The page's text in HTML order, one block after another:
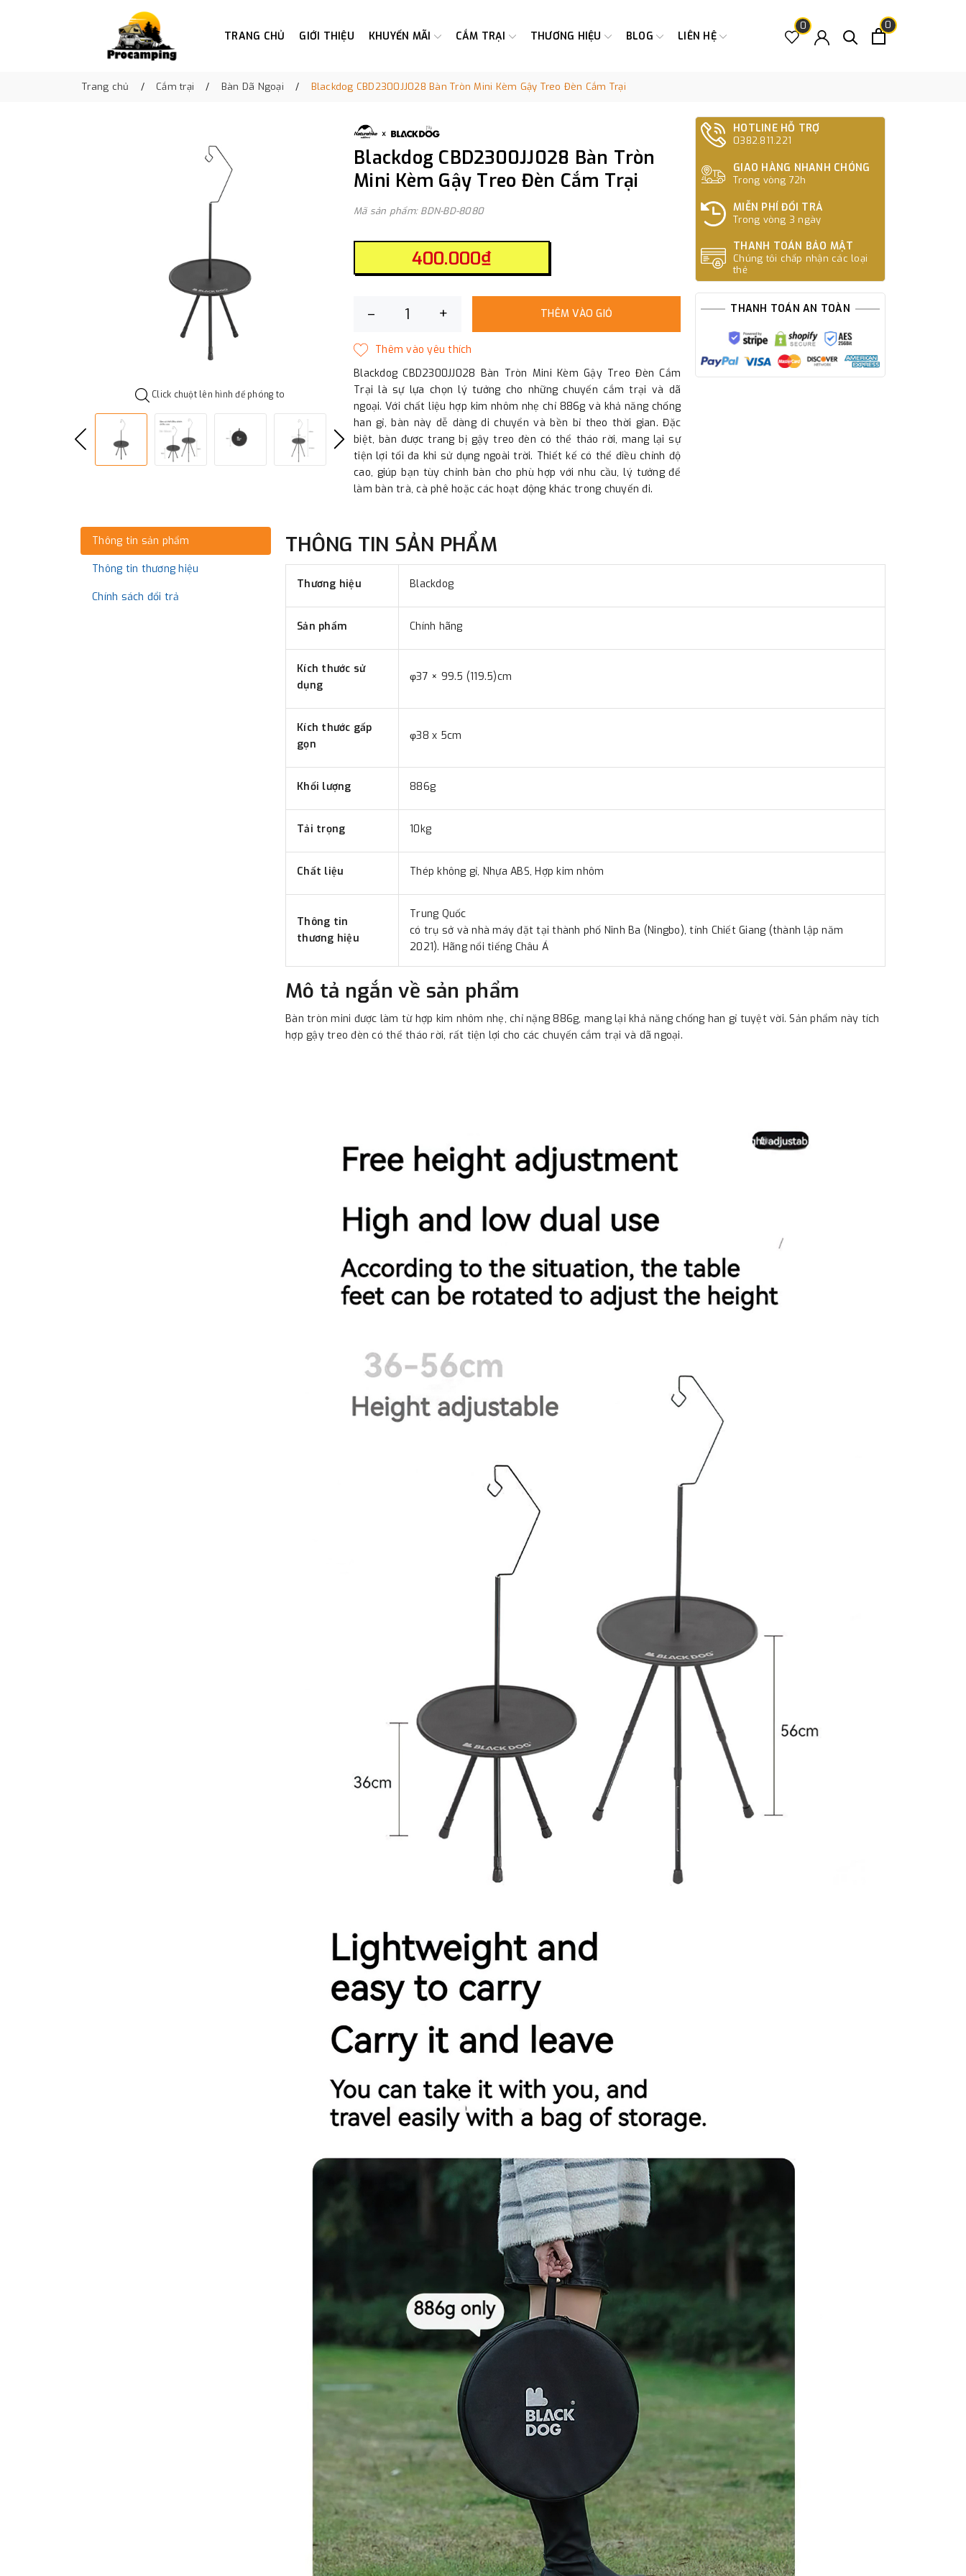
TRANG CHỦ GIỚI THIỆU KHUYẾN MÃI CẮM TRẠI THƯƠNG HIỆU BLOG LIÊN HỆ
0 0
Trang chủ Cắm trại Bàn Dã Ngoại Blackdog CBD2300JJ028 Bàn Tròn Mini Kèm Gậy Treo Đèn Cắm Trại
Click chuột lên hình để phóng to
Blackdog CBD2300JJ028 Bàn Tròn
Mini Kèm Gậy Treo Đèn Cắm Trại
Mã sản phẩm: BDN-BD-8080
400.000₫
– + THÊM VÀO GIỎ
Blackdog CBD2300JJ028 Bàn Tròn Mini Kèm Gậy Treo Đèn Cắm
Trại là sự lựa chọn lý tưởng cho những chuyến cắm trại và dã
ngoại. Với chất liệu hợp kim nhôm nhẹ chỉ 886g và khả năng chống
han gỉ, bàn này dễ dàng di chuyển và bền bỉ theo thời gian. Đặc
biệt, bàn được trang bị gậy treo đèn có thể tháo rời, mang lại sự
tiện lợi tối đa khi sử dụng ngoài trời. Thiết kế có thể điều chỉnh độ
cao, giúp bạn tùy chỉnh bàn cho phù hợp với nhu cầu, lý tưởng để
làm bàn trà, cà phê hoặc các hoạt động khác trong chuyến đi.
HOTLINE HỖ TRỢ
0382.811.221
GIAO HÀNG NHANH CHÓNG
Trong vòng 72h
MIỄN PHÍ ĐỔI TRẢ
Trong vòng 3 ngày
THANH TOÁN BẢO MẬT
Chúng tôi chấp nhận các loại
thẻ
THANH TOÁN AN TOÀN
Thông tin sản phẩm
Thông tin thương hiệu
Chính sách đổi trả
THÔNG TIN SẢN PHẨM
Thương hiệu Blackdog
Sản phẩm Chính hãng
Kích thước sử
dụng
φ37 × 99.5 (119.5)cm
Kích thước gấp
gọn
φ38 x 5cm
Khối lượng 886g
Tải trọng 10kg
Chất liệu Thép không gỉ, Nhựa ABS, Hợp kim nhôm
Thông tin
thương hiệu
Trung Quốc
có trụ sở và nhà máy đặt tại thành phố Ninh Ba (Ningbo), tỉnh Chiết Giang (thành lập năm
2021). Hãng nổi tiếng Châu Á
Mô tả ngắn về sản phẩm
Bàn tròn mini được làm từ hợp kim nhôm nhẹ, chỉ nặng 886g, mang lại khả năng chống han gỉ tuyệt vời. Sản phẩm này tích
hợp gậy treo đèn có thể tháo rời, rất tiện lợi cho các chuyến cắm trại và dã ngoại.